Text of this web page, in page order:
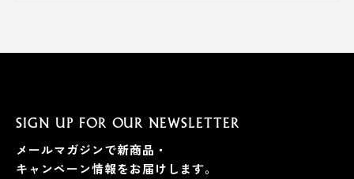
SIGN UP FOR OUR NEWSLETTER
メールマガジンで新商品・
キャンペーン情報をお届けします。